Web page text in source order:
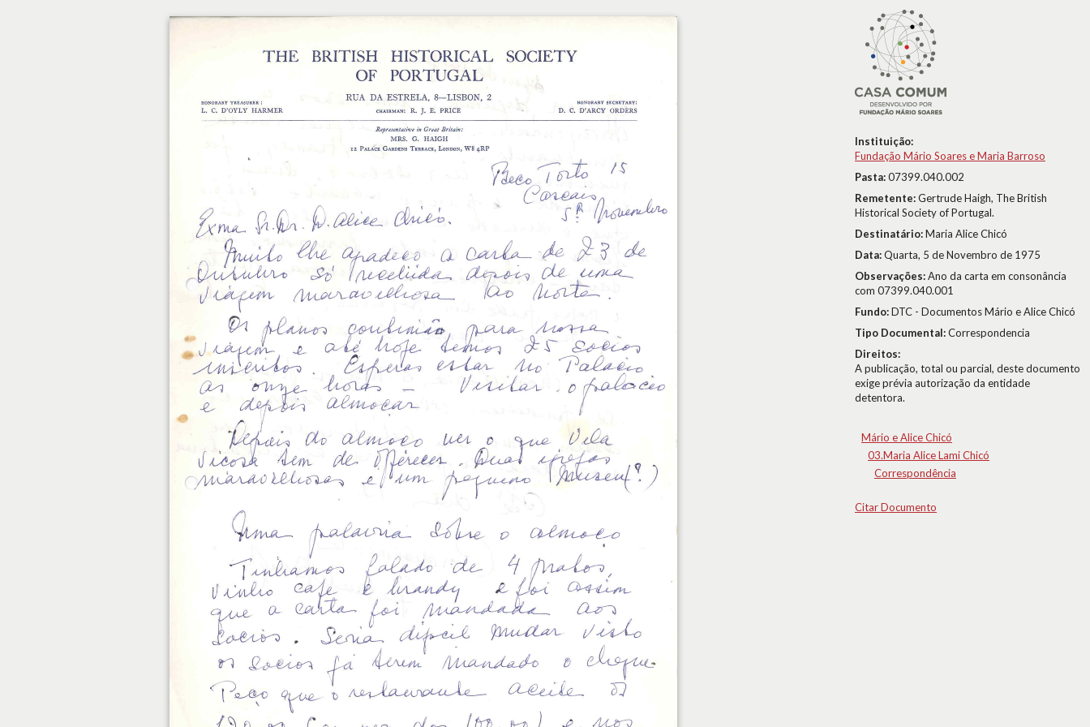
Instituição:
Fundação Mário Soares e Maria Barroso
Pasta:07399.040.002
Remetente:Gertrude Haigh, The British
Historical Society of Portugal.
Destinatário:Maria Alice Chicó
Data:Quarta, 5 de Novembro de 1975
Observações:Ano da carta em consonância
com 07399.040.001
Fundo:DTC - Documentos Mário e Alice Chicó
Tipo Documental:Correspondencia
Direitos:
A publicação, total ou parcial, deste documento
exige prévia autorização da entidade
detentora.
Mário e Alice Chicó
03.Maria Alice Lami Chicó
Correspondência
Citar Documento